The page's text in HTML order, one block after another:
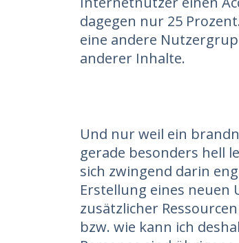
dagegen nur 25
eine andere
anderer Inhalte.
Und nur weil ein
gerade besonders hell
sich zwingend darin
Erstellung eines neuen
zusätzlicher
bzw. wie kann ich